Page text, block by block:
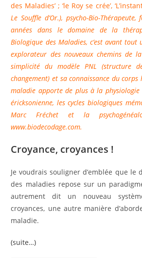
des Maladies’ ; ‘le Roy se crée’,
Le Souffle d’Or.), psycho-Bio-
années dans le domaine de la
Biologique des Maladies, c’est avant tout
explorateur des nouveaux chemins de
simplicité du modèle PNL (structure
changement) et sa connaissance du corps
maladie apporte de plus à la physiologie
éricksonienne, les cycles biologiques
Marc Fréchet et la
www.biodecodage.com.
Croyance, croyances !
Je voudrais souligner d’emblée que le
des maladies repose sur un
autrement dit un nouveau
croyances, une autre manière
maladie.
(suite…)